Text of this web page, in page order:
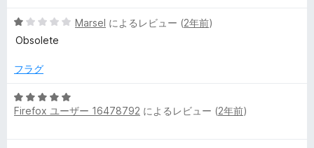
5
段
中
の
評
Marsel によるレビュー (2年前)
Obsolete
フラグ
5
段
Firefox ユーザー 16478792 によるレビュー (2年前)